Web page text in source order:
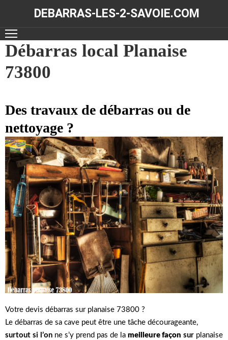
DEBARRAS-LES-2-SAVOIE.COM
ACCUEIL
DÉBARRAS
CONTACT
Débarras local Planaise
73800
Des travaux de débarras ou de
nettoyage ?
Votre devis débarras sur planaise 73800 ?
Le débarras de sa cave peut être une tâche décourageante,
surtout si l’on ne s’y prend pas de la meilleure façon sur planaise